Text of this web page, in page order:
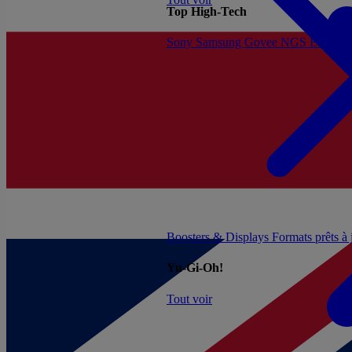
Boosters & Displays Formats prêts
Yu-Gi-Oh!
Tout voir
Top High-Tech
Sony Samsung Govee NGS Energy